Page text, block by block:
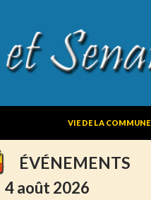
VIE DE LA COMMUNE
ÉVÉNEMENTS
4 août 2026